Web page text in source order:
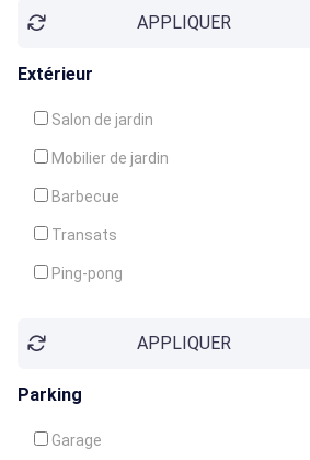
Balcon / Terrasse
APPLIQUER
Extérieur
Salon de jardin
Mobilier de jardin
Barbecue
Transats
Ping-pong
Jeux d'enfantsAPPLIQUER
Parking
Garage